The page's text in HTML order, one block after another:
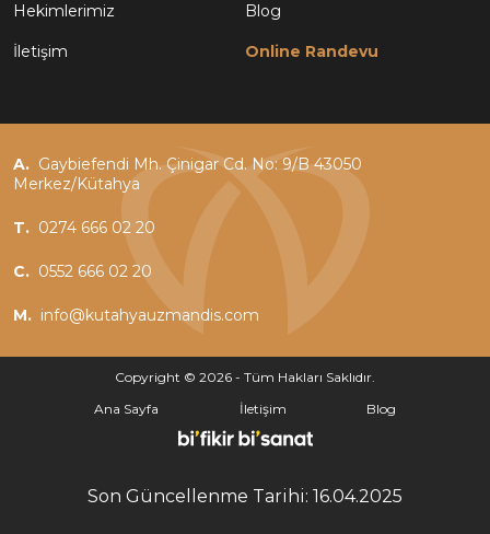
Hekimlerimiz Blog
İletişim Online Randevu
A. Gaybiefendi Mh. Çinigar Cd. No: 9/B 43050
Merkez/Kütahya
T. 0274 666 02 20
C. 0552 666 02 20
M. info@kutahyauzmandis.com
Copyright © 2026 - Tüm Hakları Saklıdır.
Ana Sayfa
İletişim Blog
Son Güncellenme Tarihi: 16.04.2025